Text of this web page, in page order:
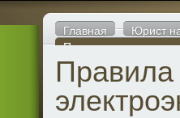
Главная
Юрист
Правила
Правила